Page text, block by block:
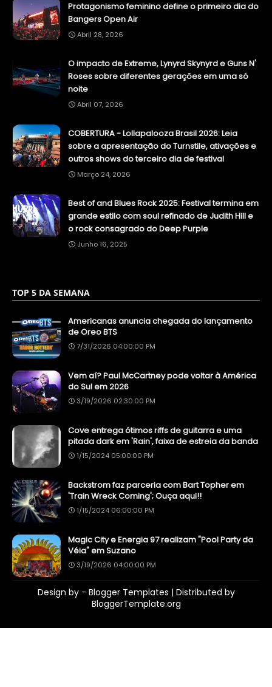
Protagonismo feminino define o primeiro dia do
Bangers Open Air
Abril 28, 2026
O impacto de Extreme, Lynyrd Skynyrd e Guns N'
Roses sobre diferentes gerações em uma só
noite
Abril 07, 2026
COBERTURA - Lollapalooza Brasil 2026: Leia
sobre a apresentação do Turnstile, ativações e
outros shows do terceiro dia de festival
Março 24, 2026
Best of and Blues Rock 2025: Festival termina em
grande estilo com soul refinado de Judith Hill e
o rock consagrado do Deep Purple
Junho 16, 2025
TOP 5 DA SEMANA
Americanas anuncia chegada do lançamento
de Oreo BTS
7/31/2026 04:00:00 PM
Vem aí? Paul McCartney pode voltar à América
do Sul em 2026
3/19/2026 02:30:00 PM
Cove entrega ótimos riffs de guitarra e uma
pitada dark em 'Rain', faixa de estreia da banda
1/15/2024 05:00:00 PM
Backstrom faz parceria com Bart Topher em
'Train Wreck Coming'; Ouça aqui!!
1/15/2024 06:00:00 PM
Magic City e Energia 97 realizam "Pool Party da
Véia" em Suzano
3/19/2026 04:00:00 PM
Design by - Blogger Templates | Distributed by
BloggerTemplate.org